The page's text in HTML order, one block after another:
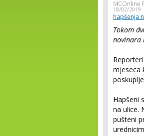
MCOnline
18/02/2019
hapšenja
Tokom
novinara
mjeseca
Hapšeni
na ulice.
pušteni